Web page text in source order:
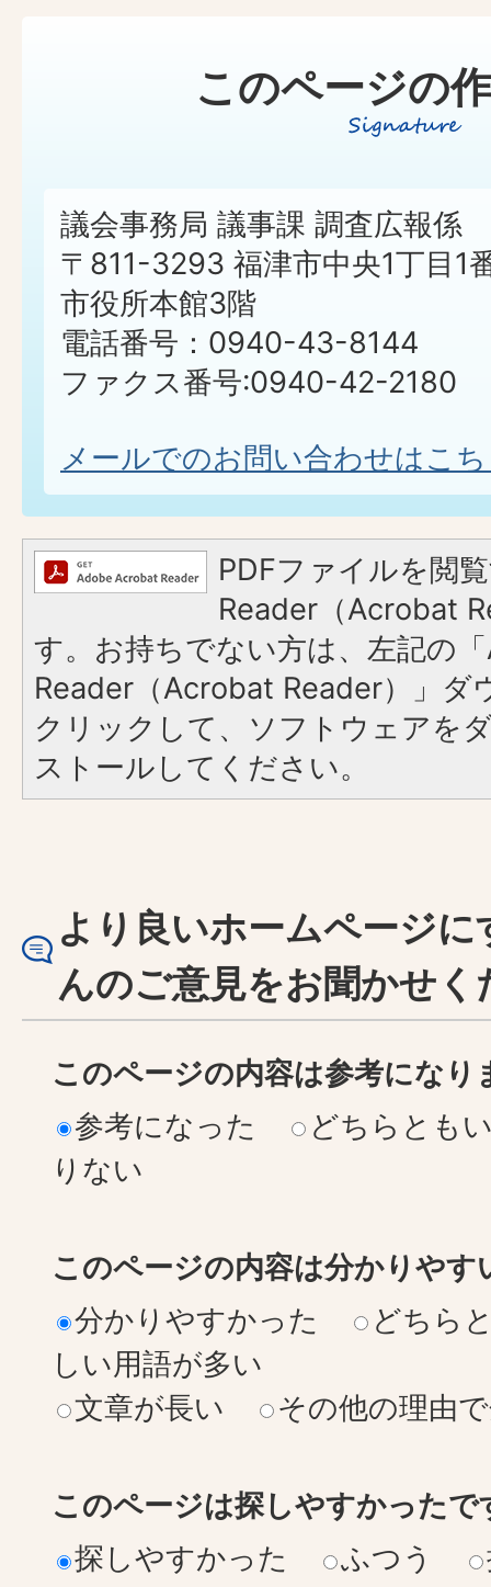
このページの
議会事務局 議事課 調査広報係
〒811-3293 福津市中央1丁目1
市役所本館3階
電話番号：0940-43-8144
ファクス番号:0940-42-2180
メールでのお問い合わせはこ
PDFファイルを閲
Reader（Acrobat
す。お持ちでない方は、左記の
Reader（Acrobat Reader）」ダ
クリックして、ソフトウェアを
ストールしてください。
より良いホームページ
んのご意見をお聞かせく
このページの内容は参考になり
参考になった
どちらとも
りない
このページの内容は分かりやす
分かりやすかった
どちら
しい用語が多い
文章が長い
その他の理由
このページは探しやすかったで
探しやすかった
ふつう